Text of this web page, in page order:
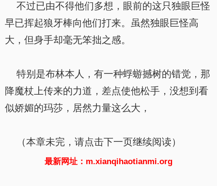
不过已由不得他们多想，眼前的这只独眼巨怪
早已挥起狼牙棒向他们打来。虽然独眼巨怪高
大，但身手却毫无笨拙之感。
特别是布林本人，有一种蜉蝣撼树的错觉，那
降魔杖上传来的力道，差点使他松手，没想到看
似娇媚的玛莎，居然力量这么大，
（本章未完，请点击下一页继续阅读）
最新网址：m.xianqihaotianmi.org